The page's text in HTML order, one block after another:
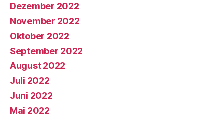
Dezember 2022
November 2022
Oktober 2022
September 2022
August 2022
Juli 2022
Juni 2022
Mai 2022